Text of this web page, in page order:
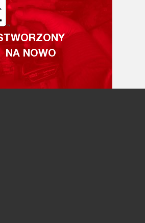
NA NOWO